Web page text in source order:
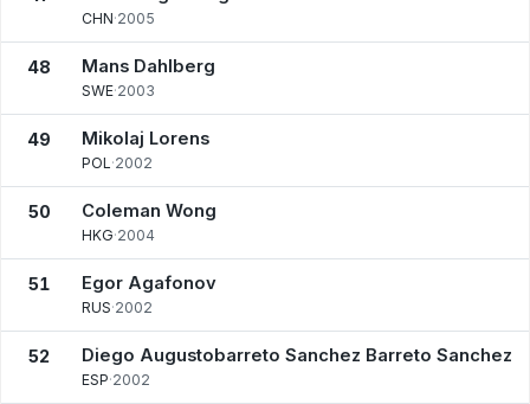
CHN·2005
48 Mans Dahlberg
SWE·2003
49 Mikolaj Lorens
POL·2002
50 Coleman Wong
HKG·2004
51 Egor Agafonov
RUS·2002
52 Diego Augustobarreto Sanchez Barreto Sanchez
ESP·2002